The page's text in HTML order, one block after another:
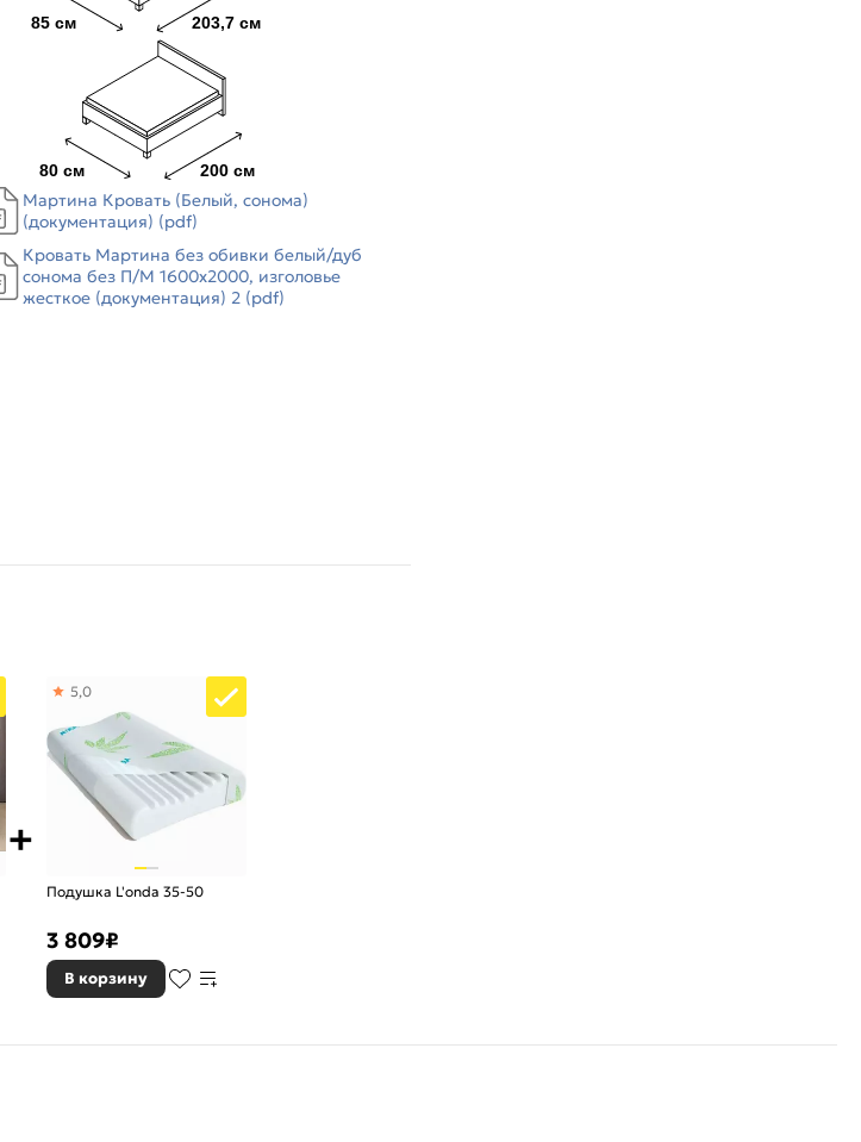
Мартина Кровать (Белый, сонома)
(документация) (pdf)
Кровать Мартина без обивки белый/дуб
сонома без П/М 1600x2000, изголовье
жесткое (документация) 2 (pdf)
Подушка L'onda 35-50
5,0
3 809₽
В корзину